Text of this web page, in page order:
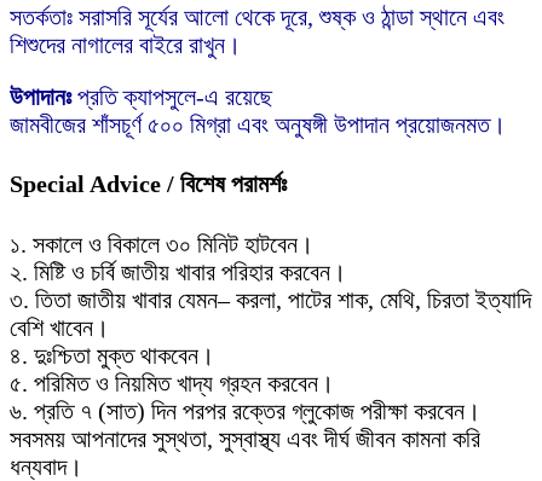
সতর্কতাঃ সরাসরি সূর্যের আলো থেকে দূরে, শুষ্ক ও ঠান্ডা স্থানে এবং
শিশুদের নাগালের বাইরে রাখুন।
উপাদানঃপ্রতি ক্যাপসুলে-এ রয়েছে
জামবীজের শাঁসচূর্ণ ৫০০ মিগ্রা এবং অনুষঙ্গী উপাদান প্রয়োজনমত।
Special Advice / বিশেষ পরামর্শঃ
১. সকালে ও বিকালে ৩০ মিনিট হাটবেন।
২. মিষ্টি ও চর্বি জাতীয় খাবার পরিহার করবেন।
৩. তিতা জাতীয় খাবার যেমন– করলা, পাটের শাক, মেথি, চিরতা ইত্যাদি
বেশি খাবেন।
৪. দুঃশ্চিতা মুক্ত থাকবেন।
৫. পরিমিত ও নিয়মিত খাদ্য গ্রহন করবেন।
৬. প্রতি ৭ (সাত) দিন পরপর রক্তের গ্লুকোজ পরীক্ষা করবেন।
সবসময় আপনাদের সুস্থতা, সুস্বাস্থ্য এবং দীর্ঘ জীবন কামনা করি
ধন্যবাদ।